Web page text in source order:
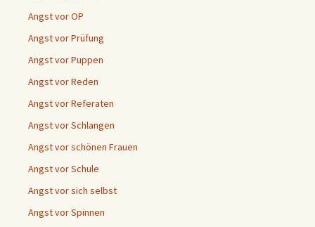
Angst vor OP
Angst vor Prüfung
Angst vor Puppen
Angst vor Reden
Angst vor Referaten
Angst vor Schlangen
Angst vor schönen Frauen
Angst vor Schule
Angst vor sich selbst
Angst vor Spinnen